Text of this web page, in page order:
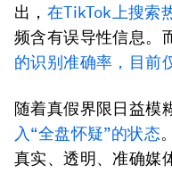
出， 在TikTok上搜索
频含有误导性信息。
的识别准确率，目前
随着真假界限日益模
入“全盘怀疑”的状态
真实、透明、准确媒